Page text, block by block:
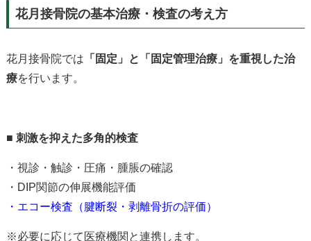
花月接骨院の基本治療・検査の考え方
花月接骨院では 「固定」と「固定管理治療」を重視した治
療を行います。
■ 刺激を抑えた多角的検査
・視診・触診・圧痛・腫脹の確認
・DIP関節の伸展機能評価
・エコー検査 （腱断裂・剥離骨折の評価）
※必要に応じて医療機関と連携します。